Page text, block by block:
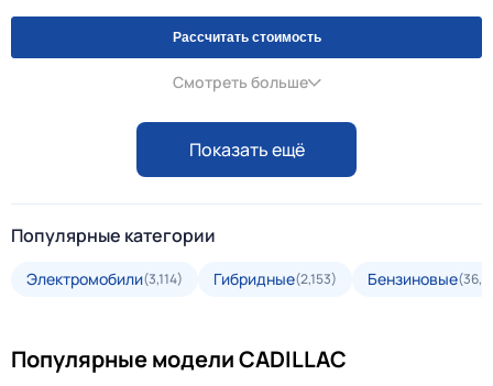
Рассчитать стоимость
Смотреть больше
Показать ещё
Популярные категории
Электромобили(3,114) Гибридные(2,153) Бензиновые
Популярные модели CADILLAC